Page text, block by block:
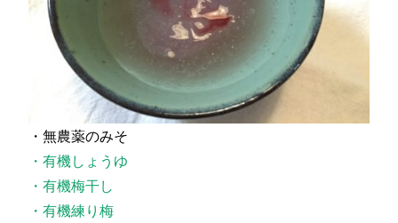
・無農薬のみそ
・有機しょうゆ
・有機梅干し
・有機練り梅